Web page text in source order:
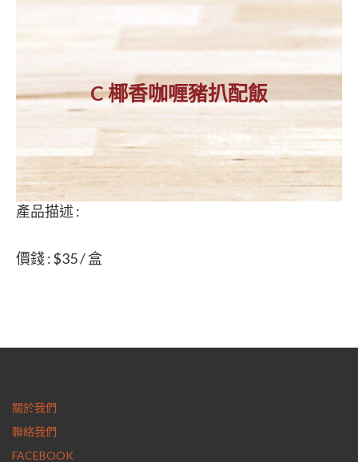
C 椰香咖喱豬扒配飯
產品描述 :
價錢 : $35 / 盒
關於我們
聯絡我們
FACEBOOK